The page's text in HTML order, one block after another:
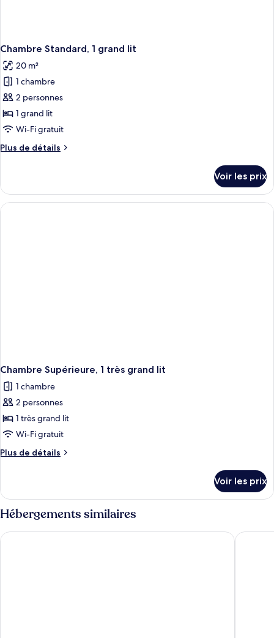
Chambre Standard, 1 grand lit
20 m²
1 chambre
2 personnes
1 grand lit
Wi-Fi gratuit
Plus de détails
Plus
le
type
de
Voir les prix
Chambre Supérieure, 1 très grand lit
1 chambre
2 personnes
1 très grand lit
Wi-Fi gratuit
Plus de détails
Plus
le
type
de
Chambre
Voir les prix
Hébergements similaires
Hotel Palma Bellver Affiliated by Meliá Hotel